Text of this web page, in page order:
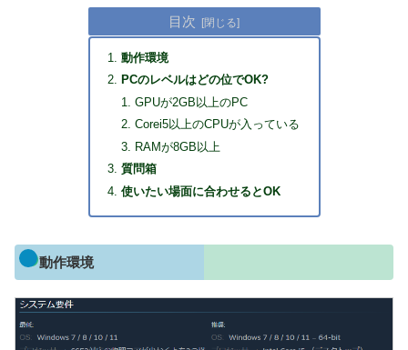
目次
動作環境
PCのレベルはどの位でOK?
GPUが2GB以上のPC
Corei5以上のCPUが入っている
RAMが8GB以上
質問箱
使いたい場面に合わせるとOK
動作環境